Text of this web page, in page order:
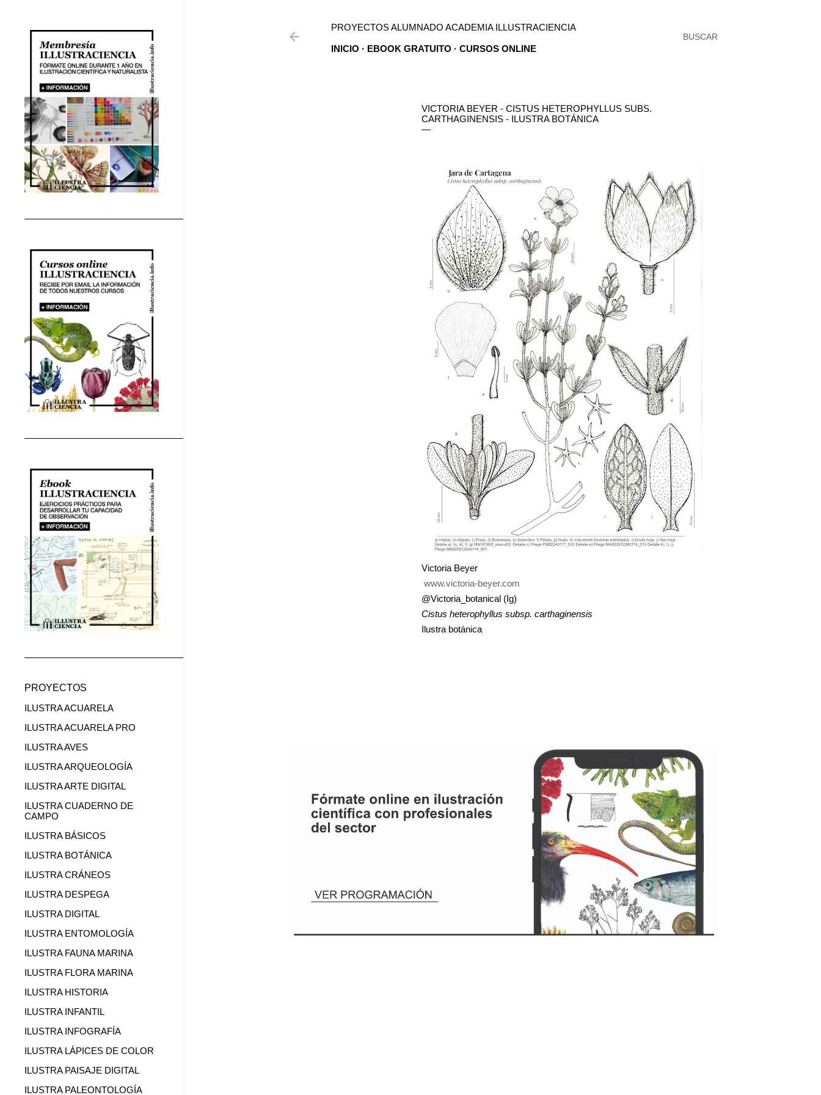
BUSCAR
PROYECTOS ALUMNADO ACADEMIA ILLUSTRACIENCIA
INICIO EBOOK GRATUITO CURSOS ONLINE
VICTORIA BEYER - CISTUS HETEROPHYLLUS SUBS.
CARTHAGINENSIS - ILUSTRA BOTÁNICA
Victoria Beyer
www.victoria-beyer.com
@Victoria_botanical (Ig)
Cistus heterophyllus subsp. carthaginensis
Ilustra botánica
PROYECTOS
ILUSTRA ACUARELA
ILUSTRA ACUARELA PRO
ILUSTRA AVES
ILUSTRA ARQUEOLOGÍA
ILUSTRA ARTE DIGITAL
ILUSTRA CUADERNO DE
CAMPO
ILUSTRA BÁSICOS
ILUSTRA BOTÁNICA
ILUSTRA CRÁNEOS
ILUSTRA DESPEGA
ILUSTRA DIGITAL
ILUSTRA ENTOMOLOGÍA
ILUSTRA FAUNA MARINA
ILUSTRA FLORA MARINA
ILUSTRA HISTORIA
ILUSTRA INFANTIL
ILUSTRA INFOGRAFÍA
ILUSTRA LÁPICES DE COLOR
ILUSTRA PAISAJE DIGITAL
ILUSTRA PALEONTOLOGÍA